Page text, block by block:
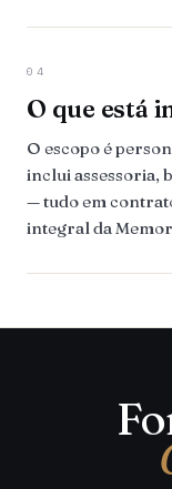
04
O que está
O escopo é
inclui assessoria,
— tudo em
integral da